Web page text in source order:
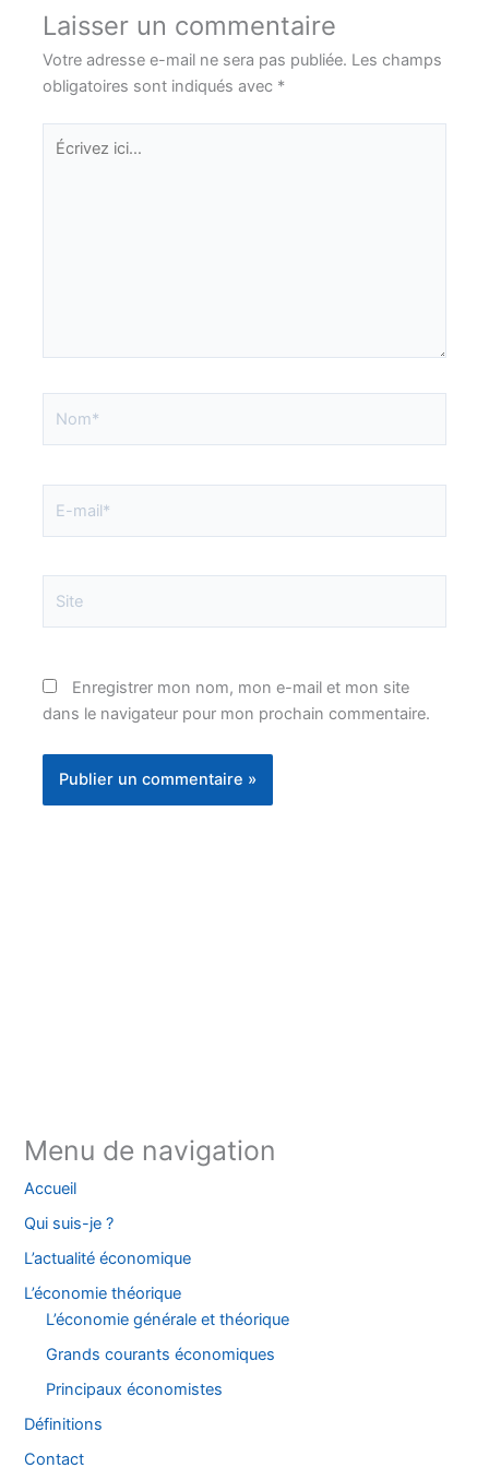
Laisser un commentaire
Votre adresse e-mail ne sera pas publiée. Les champs
obligatoires sont indiqués avec *
Écrivez
mail*
Enregistrer mon nom, mon e-mail et mon site
dans le navigateur pour mon prochain commentaire.
Menu de navigation
Accueil
Qui suis-je ?
L’actualité économique
L’économie théorique
L’économie générale et théorique
Grands courants économiques
Principaux économistes
Définitions
Contact